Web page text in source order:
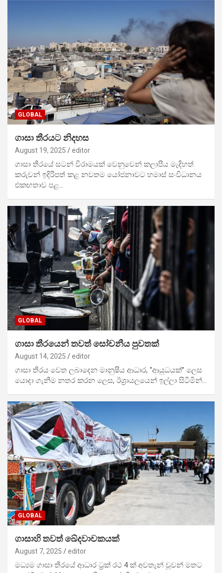
GLOBAL
ගාසා තීරයට නිදහස
August 19, 2025 editor
‍ගාසා තීරයේ සටන් විරාමයක් වෙනුවෙන් කලාපීය මැදිහත්
කරුවන් ඉදිරිපත් කළ නවතම යෝජනාවට හමාස් සංවිධානය
එකඟතාව පළ…
GLOBAL
ගාසා තීරයෙන් තවත් සෝචනීය පුවතක්
August 14, 2025 editor
ගාසා තීරය වෙත ලබාදෙන මානුෂීය ආධාර, “ආයුධයක්” ලෙස
යොදා ගැනීම නතර කරන ලෙස, ඊශ්‍රායලයෙන් ඉල්ලා සිටිමින්…
GLOBAL
ගාසාහි තවත් ඛේදවාචකයක්
August 7, 2025 editor
මධ්‍යම ගාසා තීරයේ ආධාර ට්‍රක් රථ 4 ක් අවතැන් වූවන් මතට